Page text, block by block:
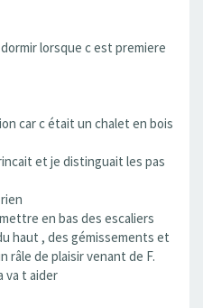
lorsque c est premiere
car c était un chalet en bois
et je distinguait les pas
en bas des escaliers
haut , des gémissements et
râle de plaisir venant de F.
va t aider